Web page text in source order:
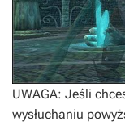
UWAGA: Jeśli
wysłuchaniu